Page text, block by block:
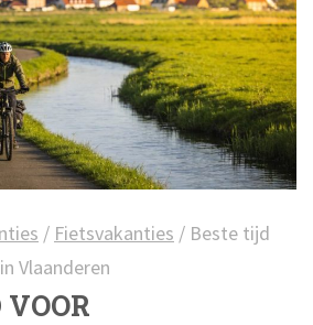
/ Fietsvakanties / Beste tijd
Vlaanderen